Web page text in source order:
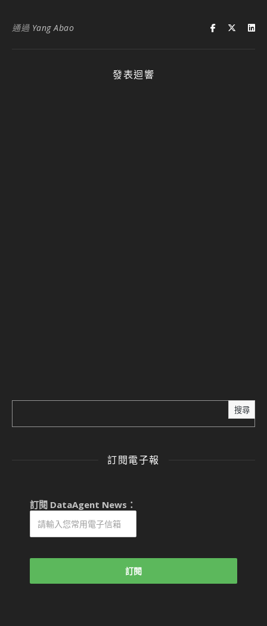
通過 Yang Abao
發表迴響
搜尋
訂閱電子報
訂閱 DataAgent News：